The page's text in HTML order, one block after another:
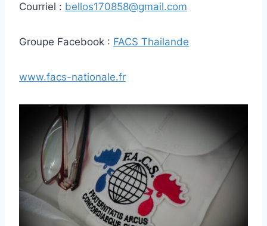
Courriel : bellos170858@gmail.com
Groupe Facebook : FACS Thailande
www.facs-nationale.fr